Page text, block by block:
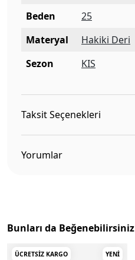
Beden
25
Materyal
Hakiki Deri
Sezon
KIS
Taksit Seçenekleri
Yorumlar
Bunları da Beğenebilirsiniz
ÜCRETSIZ KARGO YENI